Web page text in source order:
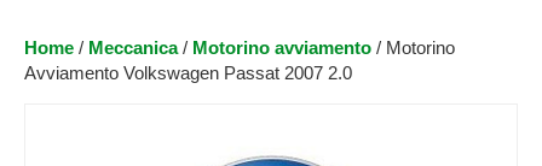
Home / Meccanica/ Motorino avviamento / Motorino
Avviamento Volkswagen Passat 2007 2.0